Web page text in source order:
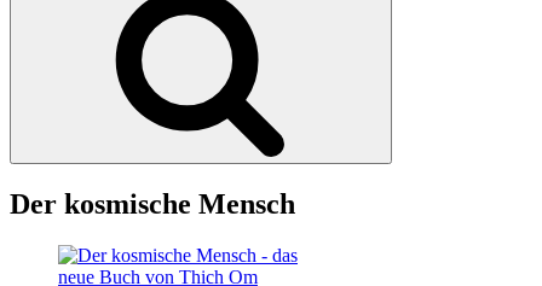
Der kosmische Mensch